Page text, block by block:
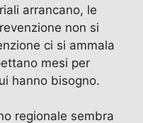
arrancano, le
non si
ci si ammala
mesi per
hanno bisogno.
regionale sembra